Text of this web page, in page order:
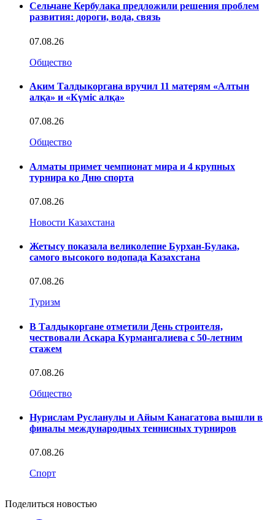
Сельчане Кербулака предложили решения проблем
развития: дороги, вода, связь
07.08.26
Общество
Аким Талдыкоргана вручил 11 матерям «Алтын
алқа» и «Күміс алқа»
07.08.26
Общество
Алматы примет чемпионат мира и 4 крупных
турнира ко Дню спорта
07.08.26
Новости Казахстана
Жетысу показала великолепие Бурхан-Булака,
самого высокого водопада Казахстана
07.08.26
Туризм
В Талдыкоргане отметили День строителя,
чествовали Аскара Курмангалиева с 50-летним
стажем
07.08.26
Общество
Нурислам Русланулы и Айым Канагатова вышли в
финалы международных теннисных турниров
07.08.26
Спорт
Поделиться новостью